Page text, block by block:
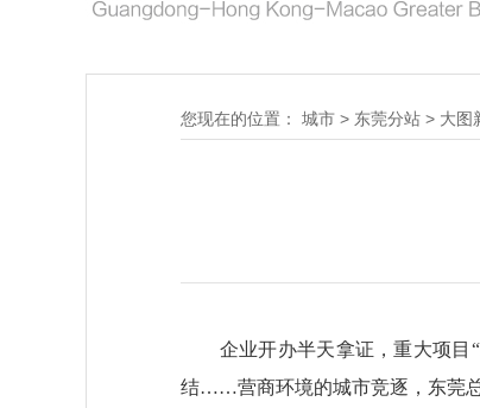
您现在的位置： 城市 > 东莞分站 > 大图
企业开办半天拿证，重大项目“
结……营商环境的城市竞逐，东莞总